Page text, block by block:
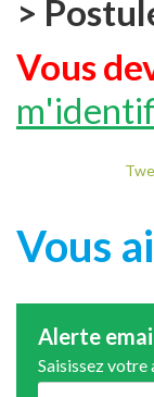
>
Vous
Vous
Alerte
Saisissez votre